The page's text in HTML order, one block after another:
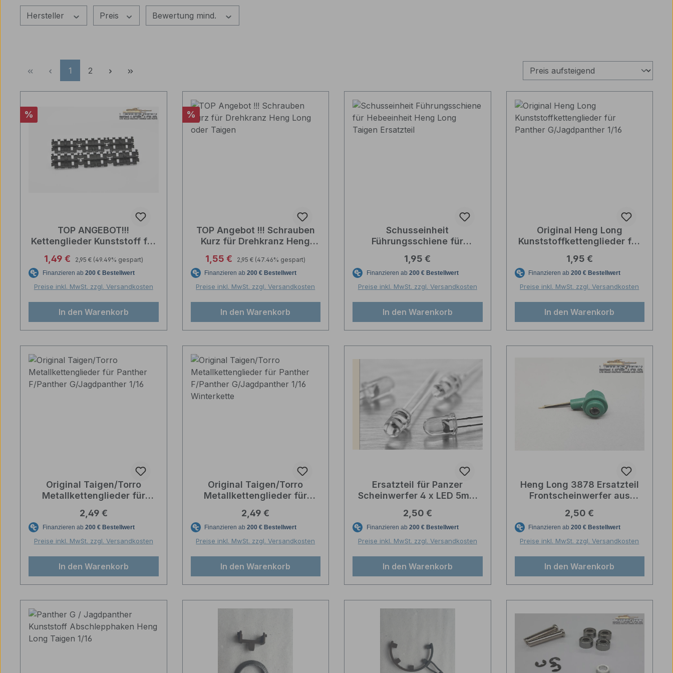
Hersteller Preis Bewertung mind.
Seite
1 Seite
2
Rabatt
%
TOP ANGEBOT!!!
Kettenglieder Kunststoff für
Panther Ausf. G ,
Jagdpanther 1:16
Verkaufspreis:
1,49 € Regulärer Preis:
2,95 € (49.49% gespart)
Preise inkl. MwSt. zzgl. Versandkosten
In den Warenkorb
Rabatt
%
TOP Angebot !!! Schrauben
Kurz für Drehkranz Heng
Verkaufspreis:
1,55 € Regulärer Preis:
2,95 € (47.46% gespart)
Preise inkl. MwSt. zzgl. Versandkosten
In den Warenkorb
Schusseinheit
Führungsschiene für
Taigen Ersatzteil
Regulärer Preis:
1,95 €
Preise inkl. MwSt. zzgl. Versandkosten
In den Warenkorb
Original Heng Long
Kunststoffkettenglieder für
Regulärer Preis:
1,95 €
Preise inkl. MwSt. zzgl. Versandkosten
In den Warenkorb
Original Taigen/Torro
Metallkettenglieder für
G/Jagdpanther 1/16
Regulärer Preis:
2,49 €
Preise inkl. MwSt. zzgl. Versandkosten
In den Warenkorb
Original Taigen/Torro
Metallkettenglieder für
G/Jagdpanther 1/16
Winterkette
Regulärer Preis:
2,49 €
Preise inkl. MwSt. zzgl. Versandkosten
In den Warenkorb
Ersatzteil für Panzer
Scheinwerfer 4 x LED 5mm
Regulärer Preis:
2,50 €
Preise inkl. MwSt. zzgl. Versandkosten
In den Warenkorb
Heng Long 3878 Ersatzteil
Frontscheinwerfer aus
Panther Ausf. G
Regulärer Preis:
2,50 €
Preise inkl. MwSt. zzgl. Versandkosten
In den Warenkorb